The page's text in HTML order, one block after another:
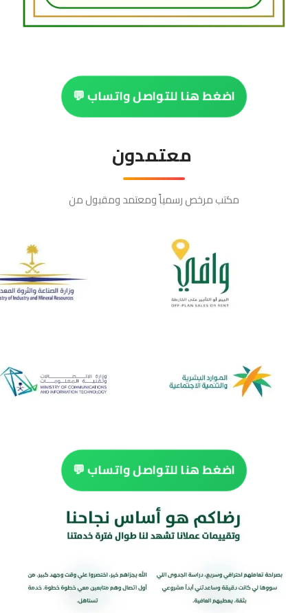
اضغط هنا للتواصل واتساب 💬
معتمدون
مكتب مرخص رسمياً ومعتمد ومقبول من
اضغط هنا للتواصل واتساب 💬